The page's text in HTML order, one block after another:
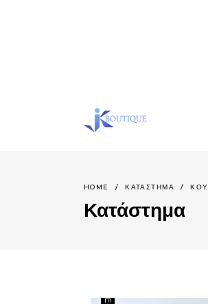
HOME /ΚΑΤΆΣΤΗΜΑ /
Κατάστημα